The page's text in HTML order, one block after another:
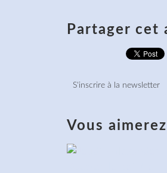
Partager cet
S'inscrire à la newsletter
Vous